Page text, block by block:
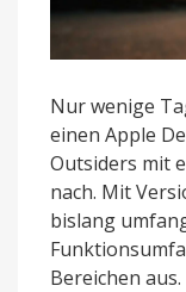
Nur wenige
einen Apple
Outsiders mit
nach. Mit
bislang
Bereichen aus.